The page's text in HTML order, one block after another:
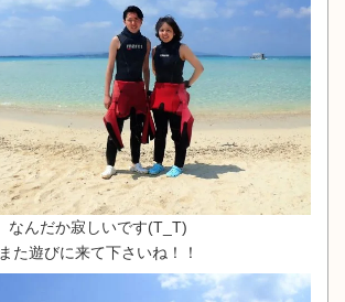
なんだか寂しいです(T_T)
また遊びに来て下さいね！！